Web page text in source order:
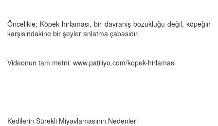
Öncelikle; Köpek hırlaması, bir davranış bozukluğu değil, köpeğin
karşısındakine bir şeyler anlatma çabasıdır.
Videonun tam metni: www.patiliyo.com/kopek-hirlamasi
Kedilerin Sürekli Miyavlamasının Nedenleri